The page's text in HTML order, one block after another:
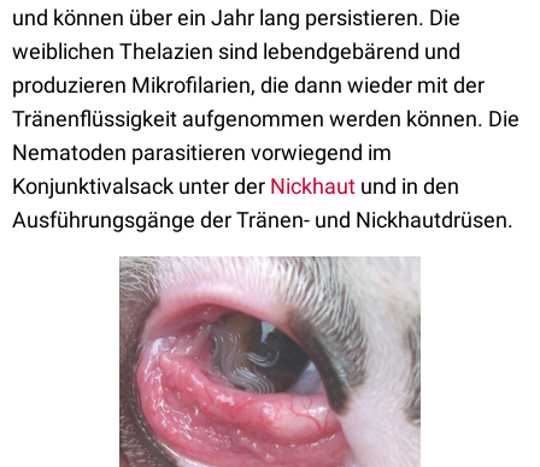
und können über ein Jahr lang persistieren. Die
weiblichen Thelazien sind lebendgebärend und
produzieren Mikrofilarien, die dann wieder mit der
Tränenflüssigkeit aufgenommen werden können. Die
Nematoden parasitieren vorwiegend im
Konjunktivalsack unter der Nickhaut und in den
Ausführungsgänge der Tränen- und Nickhautdrüsen.